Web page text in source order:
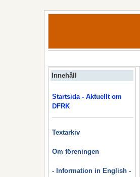
Innehåll
Startsida - Aktuellt om
DFRK
Textarkiv
Om föreningen
- Information in English -